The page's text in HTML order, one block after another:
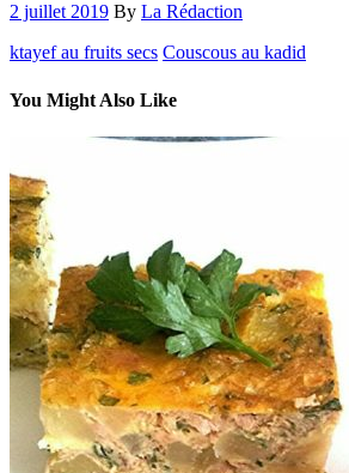
2 juillet 2019 By La Rédaction
ktayef au fruits secs Couscous au kadid
You Might Also Like